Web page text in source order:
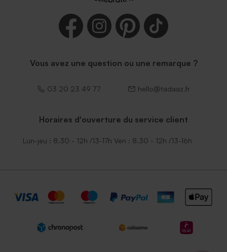
Vous avez une question ou une remarque ?
03 20 23 49 77 hello@tadaaz.fr
Horaires d'ouverture du service client
Lun-jeu : 8.30 - 12h /13-17h Ven : 8.30 - 12h /13-16h